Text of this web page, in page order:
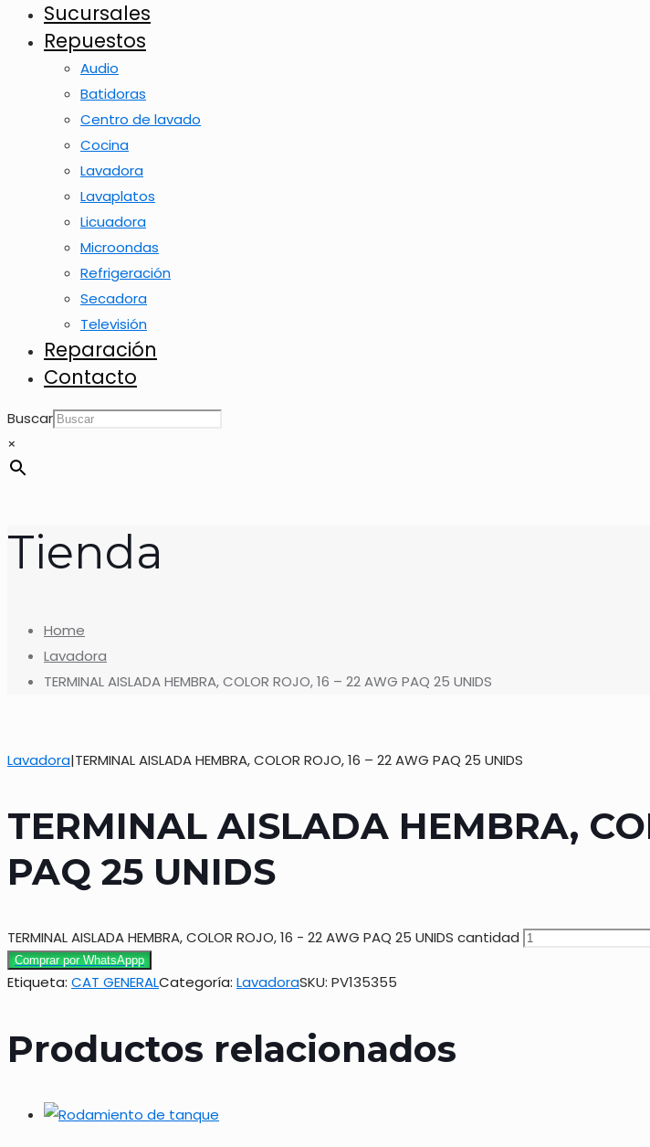
Sucursales
Repuestos
Audio
Batidoras
Centro de lavado
Cocina
Lavadora
Lavaplatos
Licuadora
Microondas
Refrigeración
Secadora
Televisión
Reparación
Contacto
Buscar
×
Tienda
Home
Lavadora
TERMINAL AISLADA HEMBRA, COLOR ROJO, 16 – 22 AWG PAQ 25 UNIDS
Lavadora|TERMINAL AISLADA HEMBRA, COLOR ROJO, 16 – 22 AWG PAQ 25 UNIDS
TERMINAL AISLADA HEMBRA,
PAQ 25 UNIDS
TERMINAL AISLADA HEMBRA, COLOR ROJO, 16 - 22 AWG PAQ 25 UNIDS cantidad
Comprar por WhatsAppp
Etiqueta: CAT GENERALCategoría: LavadoraSKU: PV135355
Productos relacionados